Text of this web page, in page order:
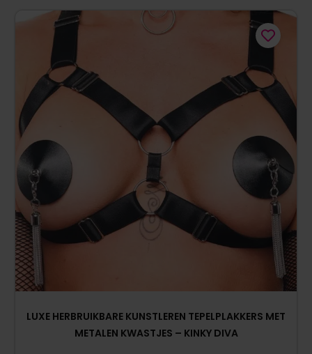
LUXE HERBRUIKBARE KUNSTLEREN TEPELPLAKKERS MET
METALEN KWASTJES – KINKY DIVA